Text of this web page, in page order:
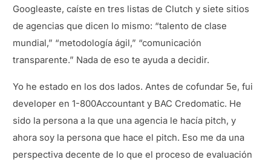
Googleaste, caíste en tres listas de Clutch y siete sitios
de agencias que dicen lo mismo: “talento de clase
mundial,” “metodología ágil,” “comunicación
transparente.” Nada de eso te ayuda a decidir.
Yo he estado en los dos lados. Antes de cofundar 5e, fui
developer en 1-800Accountant y BAC Credomatic. He
sido la persona a la que una agencia le hacía pitch, y
ahora soy la persona que hace el pitch. Eso me da una
perspectiva decente de lo que el proceso de evaluación